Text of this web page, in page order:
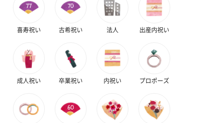
喜寿祝い 古希祝い 法人 出産内祝い
成人祝い 卒業祝い 内祝い プロポーズ